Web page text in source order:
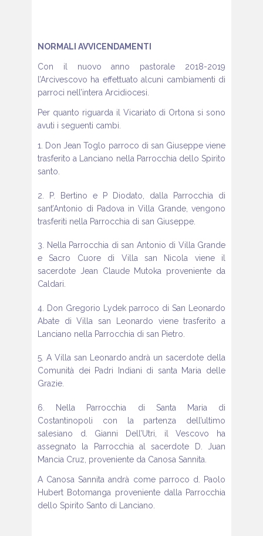
NORMALI AVVICENDAMENTI
Con il nuovo anno pastorale 2018-2019
l’Arcivescovo ha effettuato alcuni cambiamenti di
parroci nell’intera Arcidiocesi.
Per quanto riguarda il Vicariato di Ortona si sono
avuti i seguenti cambi.
1. Don Jean Toglo parroco di san Giuseppe viene
trasferito a Lanciano nella Parrocchia dello Spirito
santo.
2. P. Bertino e P Diodato, dalla Parrocchia di
sant’Antonio di Padova in Villa Grande, vengono
trasferiti nella Parrocchia di san Giuseppe.
3. Nella Parrocchia di san Antonio di Villa Grande
e Sacro Cuore di Villa san Nicola viene il
sacerdote Jean Claude Mutoka proveniente da
Caldari.
4. Don Gregorio Lydek parroco di San Leonardo
Abate di Villa san Leonardo viene trasferito a
Lanciano nella Parrocchia di san Pietro.
5. A Villa san Leonardo andrà un sacerdote della
Comunità dei Padri Indiani di santa Maria delle
Grazie.
6. Nella Parrocchia di Santa Maria di
Costantinopoli con la partenza dell’ultimo
salesiano d. Gianni Dell’Utri, il Vescovo ha
assegnato la Parrocchia al sacerdote D. Juan
Mancia Cruz, proveniente da Canosa Sannita.
A Canosa Sannita andrà come parroco d. Paolo
Hubert Botomanga proveniente dalla Parrocchia
dello Spirito Santo di Lanciano.